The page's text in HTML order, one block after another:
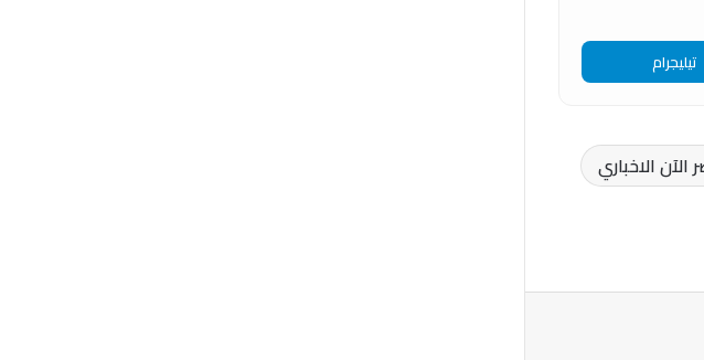
تيليجرام
الاخباري